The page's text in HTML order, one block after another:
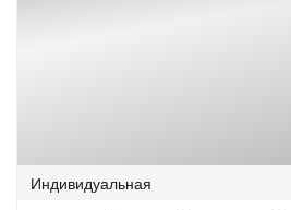
Индивидуальная